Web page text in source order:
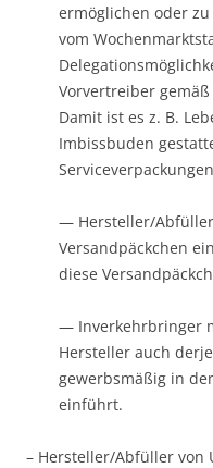
ermöglichen oder
vom
Vorvertreiber gemäß
Damit ist es z. B.
Imbissbuden
— Hersteller/Abfüller
Versandpäckchen
diese
— Inverkehrbringer
Hersteller auch
gewerbsmäßig in
einführt.
– Hersteller/Abfüller von